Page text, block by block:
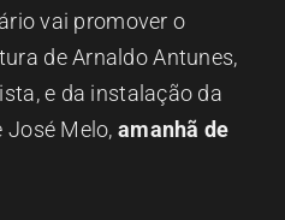
CONTACTOS
OUVIR
vai promover o
de Arnaldo Antunes,
e da instalação da
José Melo, amanhã de